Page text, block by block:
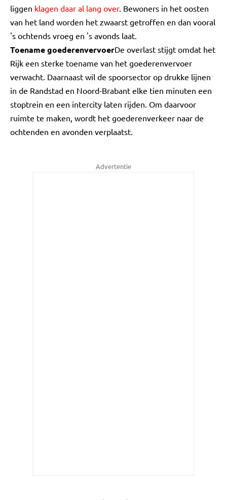
liggen klagen daar al lang over. Bewoners in het oosten
van het land worden het zwaarst getroffen en dan vooral
's ochtends vroeg en 's avonds laat.
Toename goederenvervoerDe overlast stijgt omdat het
Rijk een sterke toename van het goederenvervoer
verwacht. Daarnaast wil de spoorsector op drukke lijnen
in de Randstad en Noord-Brabant elke tien minuten een
stoptrein en een intercity laten rijden. Om daarvoor
ruimte te maken, wordt het goederenverkeer naar de
ochtenden en avonden verplaatst.
Advertentie